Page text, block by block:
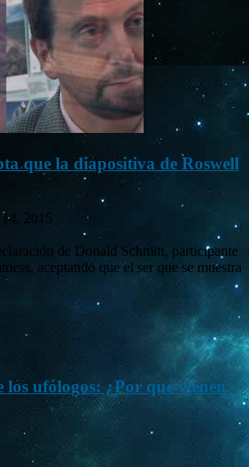
que la diapositiva de Roswell
14, 2015
de Donald Schmitt, participante
aceptando que el ser que se muestra
ufólogos: ¿Por qué vienen